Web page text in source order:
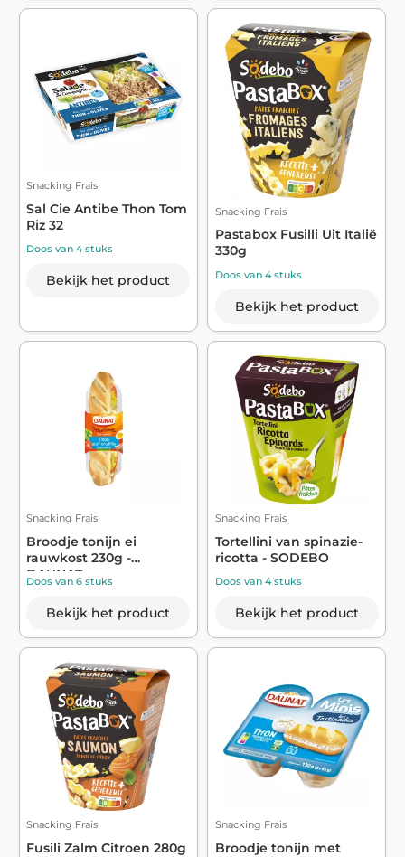
Snacking Frais
Sal Cie Antibe Thon Tom
Riz 32
Doos van 4 stuks
Bekijk het product
Snacking Frais
Pastabox Fusilli Uit Italië
330g
Doos van 4 stuks
Bekijk het product
Snacking Frais
Broodje tonijn ei
rauwkost 230g -
DAUNAT
Doos van 6 stuks
Bekijk het product
Snacking Frais
Tortellini van spinazie-
ricotta - SODEBO
Doos van 4 stuks
Bekijk het product
Snacking Frais
Fusili Zalm Citroen 280g
Snacking Frais
Broodje tonijn met